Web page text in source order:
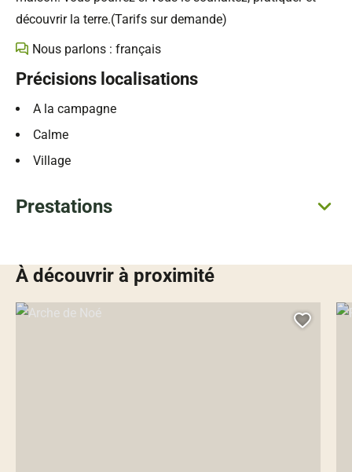
découvrir la terre.(Tarifs sur demande)
Nous parlons : français
Précisions localisations
A la campagne
Calme
Village
Prestations
À découvrir à proximité
Arche de Noé, © Droits gérés